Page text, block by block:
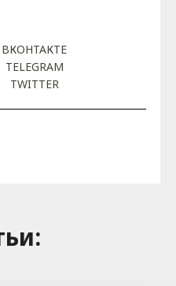
ВКОНТАКТЕ
TELEGRAM
TWITTER